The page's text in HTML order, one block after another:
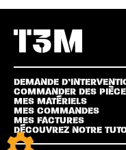
DEMANDE
COMMANDER DES
MES MATÉRIELS
MES COMMANDES
MES FACTURES
DÉCOUVREZ NOTRE